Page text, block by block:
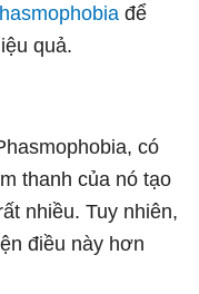
để
quả.
có
thanh của nó tạo
nhiều. Tuy nhiên,
điều này hơn